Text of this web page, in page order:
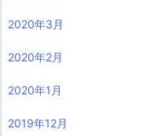
2020年3月
2020年2月
2020年1月
2019年12月